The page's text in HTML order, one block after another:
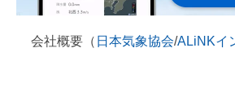
会社概要（ 日本気象協会/ALiNKイ